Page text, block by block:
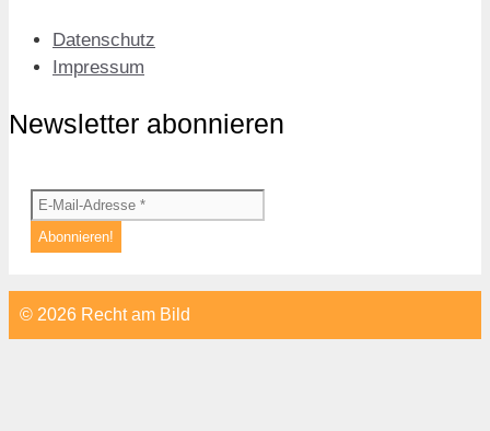
Datenschutz
Impressum
Newsletter abonnieren
© 2026 Recht am Bild